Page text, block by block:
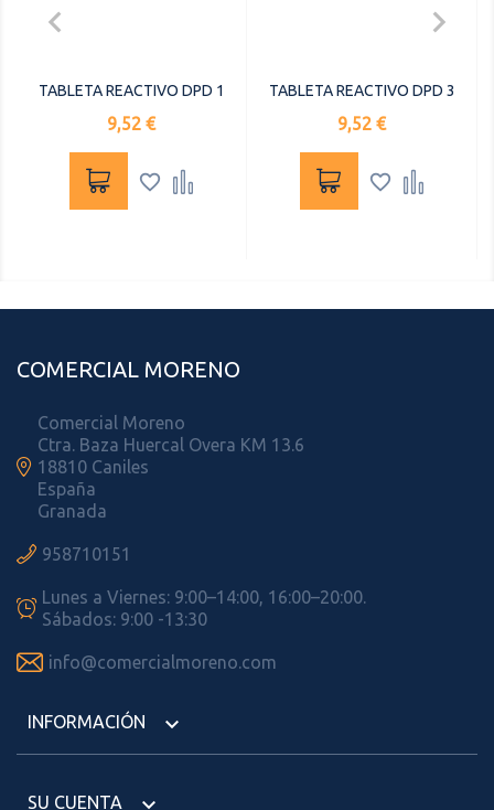

TABLETA REACTIVO DPD 1
Precio
9,52 €
 
TABLETA REACTIVO DPD 3
Precio
9,52 €
 

COMERCIAL MORENO

Comercial Moreno
Ctra. Baza Huercal Overa KM 13.6
18810 Caniles
España
Granada
 958710151

Lunes a Viernes: 9:00–14:00, 16:00–20:00.
Sábados: 9:00 -13:30
 info@comercialmoreno.com
INFORMACIÓN 
SU CUENTA